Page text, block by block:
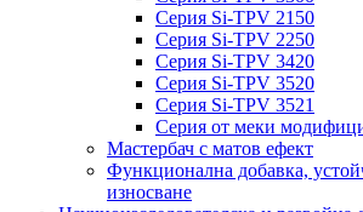
Серия Si-TPV 2150
Серия Si-TPV 2250
Серия Si-TPV 3420
Серия Si-TPV 3520
Серия Si-TPV 3521
Серия от меки
Мастербач с матов ефект
Функционална добавка,
износване